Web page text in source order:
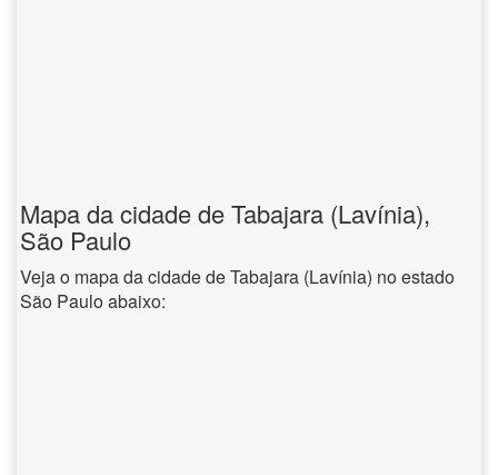
Mapa da cidade de Tabajara (Lavínia),
São Paulo
Veja o mapa da cidade de Tabajara (Lavínia) no estado
São Paulo abaixo: